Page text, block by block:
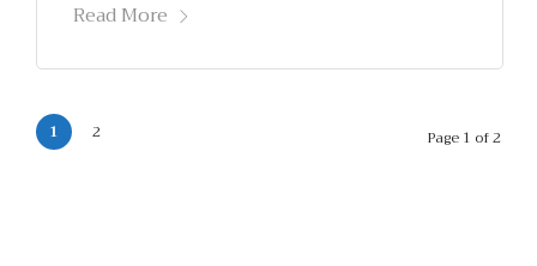
Read More
1 2 Page 1 of 2